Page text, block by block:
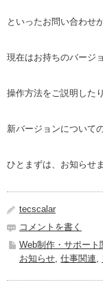
といったお問い合わせ
現在はお持ちのバージ
操作方法をご説明した
新バージョンについて
ひとまずは、お知らせま
tecscalar
コメントを書く
Web制作・サポート
お知らせ, 仕事関連,